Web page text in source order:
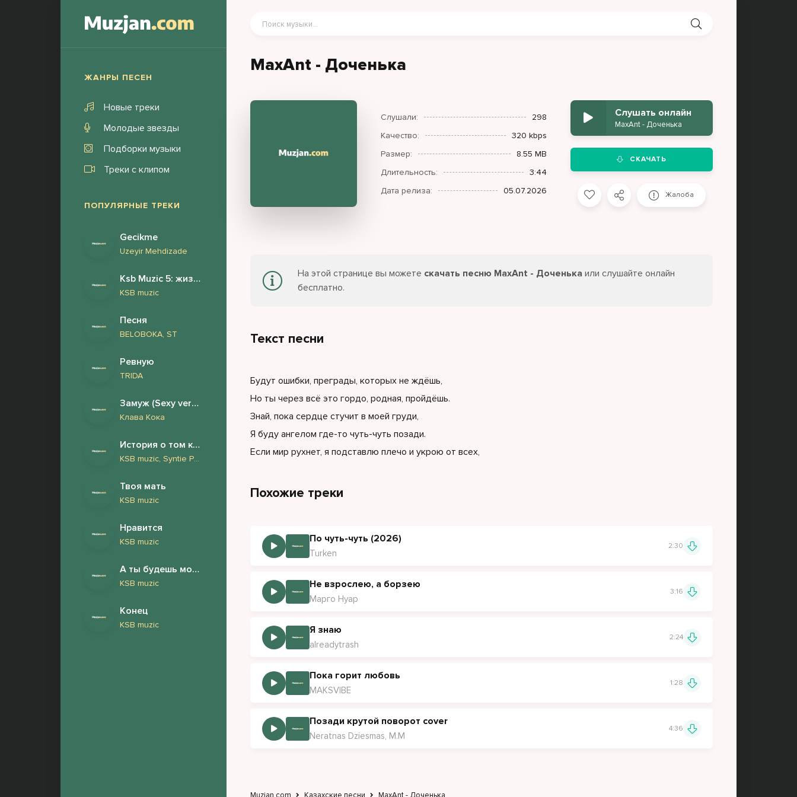
ЖАНРЫ ПЕСЕН
Новые треки
Молодые звезды
Подборки музыки
Треки с клипом
ПОПУЛЯРНЫЕ ТРЕКИ
Gecikme
Uzeyir Mehdizade
Ksb Muzic 5: жизнь и страдания Андрея Дементьева (Новый Альбом 2026)
KSB muzic
Песня
BELOBOKA, ST
Ревную
TRIDA
Замуж (Sexy version)
Клава Кока
История о том как у нашего барабанщика Андрея обнаружили фимоз и он сделал обрезание
KSB muzic, Syntie Punk
Твоя мать
KSB muzic
Нравится
KSB muzic
А ты будешь моей женой
KSB muzic
Конец
KSB muzic
MaxAnt - Доченька
Слушали:
298
Качество:
320 kbps
Размер:
8.55 MB
Длительность:
3:44
Дата релиза:
05.07.2026
Слушать онлайн
MaxAnt - Доченька
СКАЧАТЬ
Жалоба
На этой странице вы можете скачать песню MaxAnt - Доченька или слушайте онлайн
бесплатно.
Текст песни
Будут ошибки, преграды, которых не ждёшь,
Но ты через всё это гордо, родная, пройдёшь.
Знай, пока сердце стучит в моей груди,
Я буду ангелом где-то чуть-чуть позади.
Если мир рухнет, я подставлю плечо и укрою от всех,
Похожие треки
По чуть-чуть (2026)
Turken
2:30
Не взрослею, а борзею
Марго Нуар
3:16
Я знаю
alreadytrash
2:24
Пока горит любовь
MAKSVIBE
1:28
Позади крутой поворот cover
Neratnas Dziesmas, M.M
4:36